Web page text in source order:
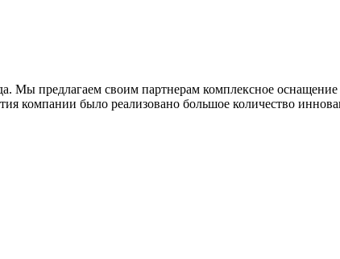
Мы предлагаем своим партнерам комплексное
компании было реализовано большое количество